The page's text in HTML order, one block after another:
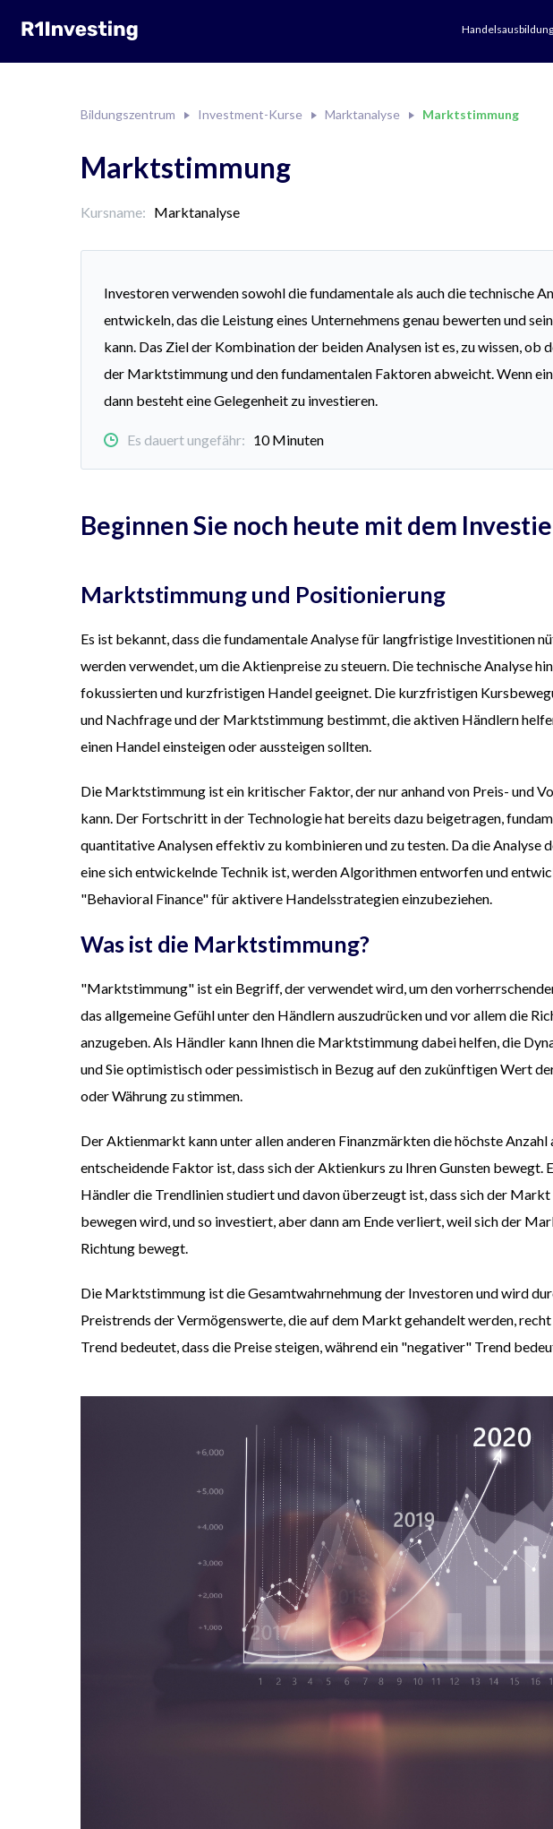
Handelsausbildung
Bildungszentrum Investment-Kurse Marktanalyse Marktstimmung
Marktstimmung
Kursname: Marktanalyse
Investoren verwenden sowohl die fundamentale als auch die technische
entwickeln, das die Leistung eines Unternehmens genau bewerten und
kann. Das Ziel der Kombination der beiden Analysen ist es, zu wissen, ob
der Marktstimmung und den fundamentalen Faktoren abweicht. Wenn
dann besteht eine Gelegenheit zu investieren.
Es dauert ungefähr: 10 Minuten
Beginnen Sie noch heute mit dem
Marktstimmung und Positionierung
Es ist bekannt, dass die fundamentale Analyse für langfristige Investitionen
werden verwendet, um die Aktienpreise zu steuern. Die technische Analyse
fokussierten und kurzfristigen Handel geeignet. Die kurzfristigen
und Nachfrage und der Marktstimmung bestimmt, die aktiven Händlern
einen Handel einsteigen oder aussteigen sollten.
Die Marktstimmung ist ein kritischer Faktor, der nur anhand von Preis- und
kann. Der Fortschritt in der Technologie hat bereits dazu beigetragen,
quantitative Analysen effektiv zu kombinieren und zu testen. Da die Analyse
eine sich entwickelnde Technik ist, werden Algorithmen entworfen und
"Behavioral Finance" für aktivere Handelsstrategien einzubeziehen.
Was ist die Marktstimmung?
"Marktstimmung" ist ein Begriff, der verwendet wird, um den
das allgemeine Gefühl unter den Händlern auszudrücken und vor allem die
anzugeben. Als Händler kann Ihnen die Marktstimmung dabei helfen, die
und Sie optimistisch oder pessimistisch in Bezug auf den zukünftigen Wert
oder Währung zu stimmen.
Der Aktienmarkt kann unter allen anderen Finanzmärkten die höchste Anzahl
entscheidende Faktor ist, dass sich der Aktienkurs zu Ihren Gunsten bewegt.
Händler die Trendlinien studiert und davon überzeugt ist, dass sich der
bewegen wird, und so investiert, aber dann am Ende verliert, weil sich der
Richtung bewegt.
Die Marktstimmung ist die Gesamtwahrnehmung der Investoren und wird
Preistrends der Vermögenswerte, die auf dem Markt gehandelt werden,
Trend bedeutet, dass die Preise steigen, während ein "negativer" Trend